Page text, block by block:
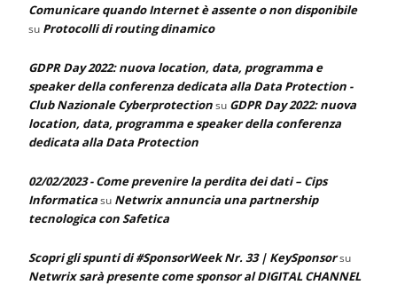
Comunicare quando Internet è assente o non disponibile
su Protocolli di routing dinamico
GDPR Day 2022: nuova location, data, programma e
speaker della conferenza dedicata alla Data Protection -
Club Nazionale Cyberprotectionsu GDPR Day 2022: nuova
location, data, programma e speaker della conferenza
dedicata alla Data Protection
02/02/2023 - Come prevenire la perdita dei dati – Cips
Informaticasu Netwrix annuncia una partnership
tecnologica con Safetica
Scopri gli spunti di #SponsorWeek Nr. 33 | KeySponsorsu
Netwrix sarà presente come sponsor al DIGITAL CHANNEL